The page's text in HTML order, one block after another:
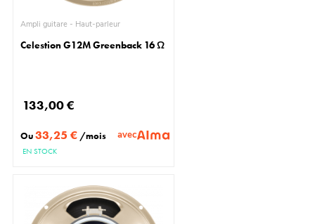
Ampli guitare - Haut-parleur
Celestion G12M Greenback 16 Ω
133,00 €
Ou33,25 € /mois avec
EN STOCK